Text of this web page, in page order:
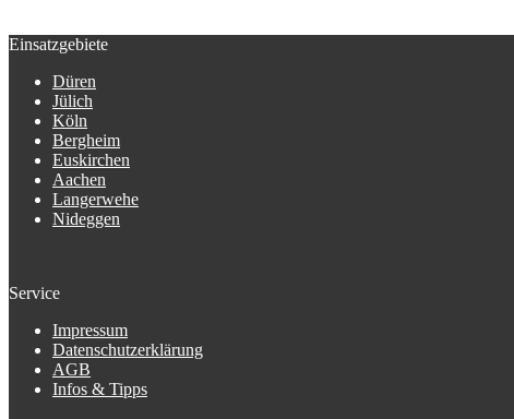
Einsatzgebiete
Düren
Jülich
Köln
Bergheim
Euskirchen
Aachen
Langerwehe
Nideggen
Service
Impressum
Datenschutzerklärung
AGB
Infos & Tipps